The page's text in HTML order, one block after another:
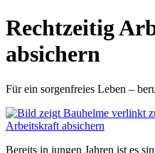
Rechtzeitig
absichern
Für ein sorgenfreies Leben –
Bereits in jungen Jahren ist es